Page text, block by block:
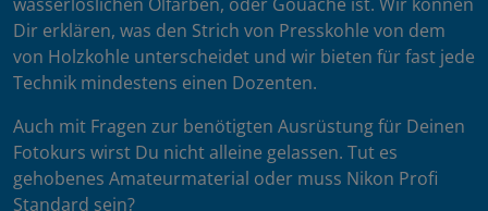
Dir erklären, was den Strich von Presskohle von dem
von Holzkohle unterscheidet und wir bieten für fast jede
Technik mindestens einen Dozenten.
Auch mit Fragen zur benötigten Ausrüstung für Deinen
Fotokurs wirst Du nicht alleine gelassen. Tut es
gehobenes Amateurmaterial oder muss Nikon Profi
Standard sein?